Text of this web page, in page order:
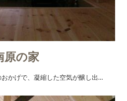
原の家
かげで、凝縮した空気が醸し出…